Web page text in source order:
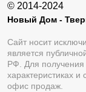
© 2014-2024
Новый Дом -
Сайт носит
является
РФ. Для
характеристиках и
офис продаж.